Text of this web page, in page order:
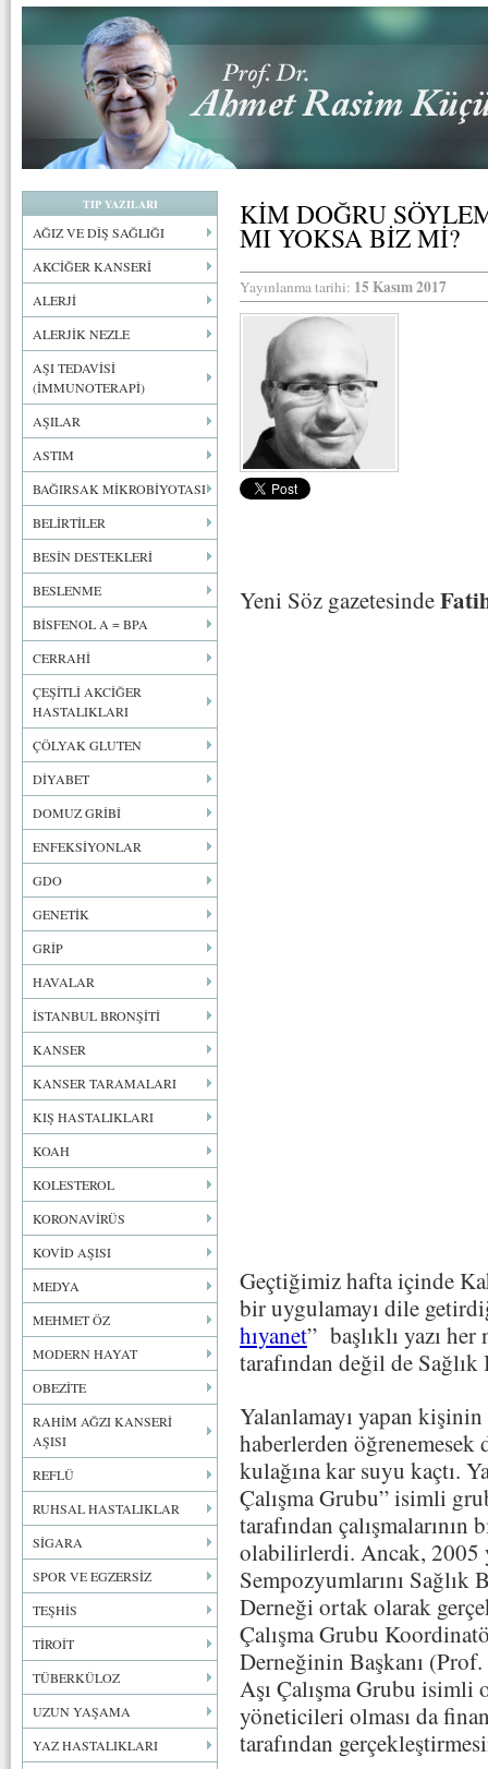
TIP YAZILARI
AĞIZ VE DİŞ SAĞLIĞI
AKCİĞER KANSERİ
ALERJİ
ALERJİK NEZLE
AŞI TEDAVİSİ
(İMMUNOTERAPİ)
AŞILAR
ASTIM
BAĞIRSAK MİKROBİYOTASI
BELİRTİLER
BESİN DESTEKLERİ
BESLENME
BİSFENOL A = BPA
CERRAHİ
ÇEŞİTLİ AKCİĞER
HASTALIKLARI
ÇÖLYAK GLUTEN
DİYABET
DOMUZ GRİBİ
ENFEKSİYONLAR
GDO
GENETİK
GRİP
HAVALAR
İSTANBUL BRONŞİTİ
KANSER
KANSER TARAMALARI
KIŞ HASTALIKLARI
KOAH
KOLESTEROL
KORONAVİRÜS
KOVİD AŞISI
MEDYA
MEHMET ÖZ
MODERN HAYAT
OBEZİTE
RAHİM AĞZI KANSERİ
AŞISI
REFLÜ
RUHSAL HASTALIKLAR
SİGARA
SPOR VE EGZERSİZ
TEŞHİS
TİROİT
TÜBERKÜLOZ
UZUN YAŞAMA
YAZ HASTALIKLARI
KİM DOĞRU
MI YOKSA BİZ Mİ?
Yayınlanma tarihi: 15 Kasım 2017
Yeni Söz gazetesinde
Geçtiğimiz hafta içinde
bir uygulamayı dile
hıyanet” başlıklı yazı
tarafından değil de Sağlık
Yalanlamayı yapan kişinin
haberlerden
kulağına kar suyu kaçtı.
Çalışma Grubu” isimli
tarafından
olabilirlerdi. Ancak, 2005
Sempozyumlarını Sağlık
Derneği ortak olarak
Çalışma Grubu
Derneğinin Başkanı
Aşı Çalışma Grubu
yöneticileri olması da
tarafından